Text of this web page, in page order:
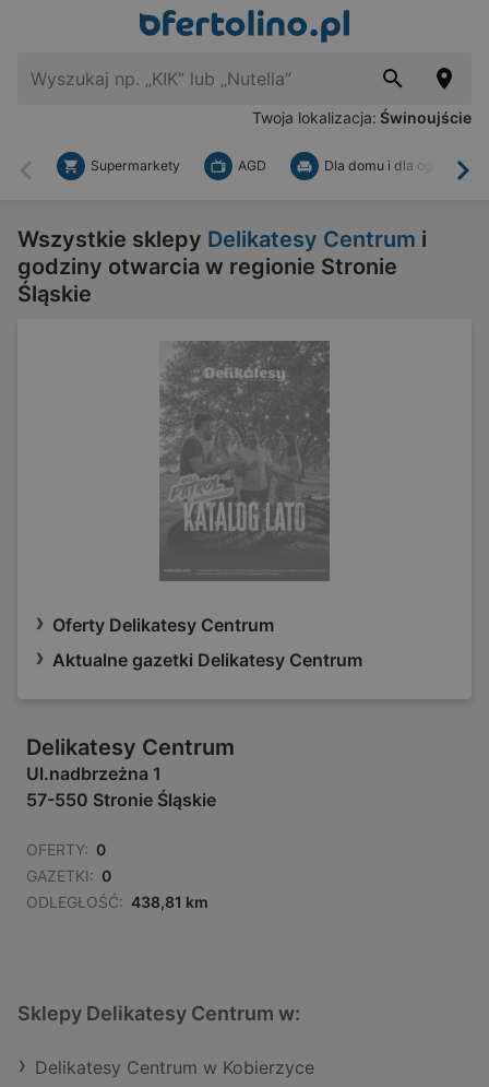
Twoja lokalizacja: Świnoujście
Wstecz
Supermarkety AGD Dla domu i dla ogrodu
Wszystkie sklepy Delikatesy Centrum i
godziny otwarcia w regionie Stronie
Śląskie
Oferty Delikatesy Centrum
Aktualne gazetki Delikatesy Centrum
Delikatesy Centrum
Ul.nadbrzeżna 1
57-550 Stronie Śląskie
OFERTY: 0
GAZETKI: 0
ODLEGŁOŚĆ: 438,81 km
Sklepy Delikatesy Centrum w:
Delikatesy Centrum w Kobierzyce